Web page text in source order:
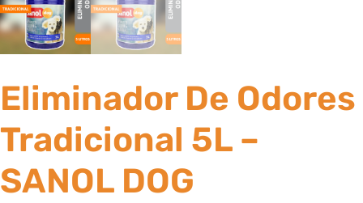
Eliminador De Odores
Tradicional 5L –
SANOL DOG